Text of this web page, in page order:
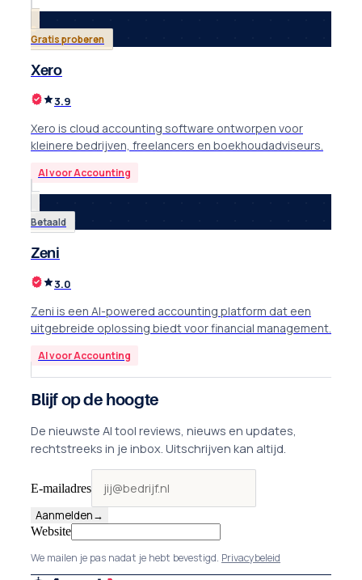
Gratis proberen
Xero
3.9
Xero is cloud accounting software ontworpen voor
kleinere bedrijven, freelancers en boekhoudadviseurs.
AI voor Accounting
Betaald
Zeni
3.0
Zeni is een AI-powered accounting platform dat een
uitgebreide oplossing biedt voor financial management.
AI voor Accounting
Blijf op de hoogte
De nieuwste AI tool reviews, nieuws en updates,
rechtstreeks in je inbox. Uitschrijven kan altijd.
E-mailadres
Aanmelden→
Website
We mailen je pas nadat je hebt bevestigd. Privacybeleid